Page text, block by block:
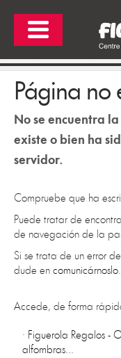
Página
No se encuentra
existe o bien ha
servidor.
Compruebe que ha
Puede tratar de
de navegación de la
Si se trata de un error de
dude encomunicárnoslo
Accede, de forma
· Figuerola Regalos -
alfombras...